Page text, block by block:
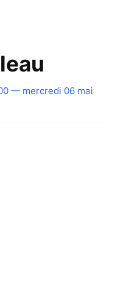
— mercredi 06 mai